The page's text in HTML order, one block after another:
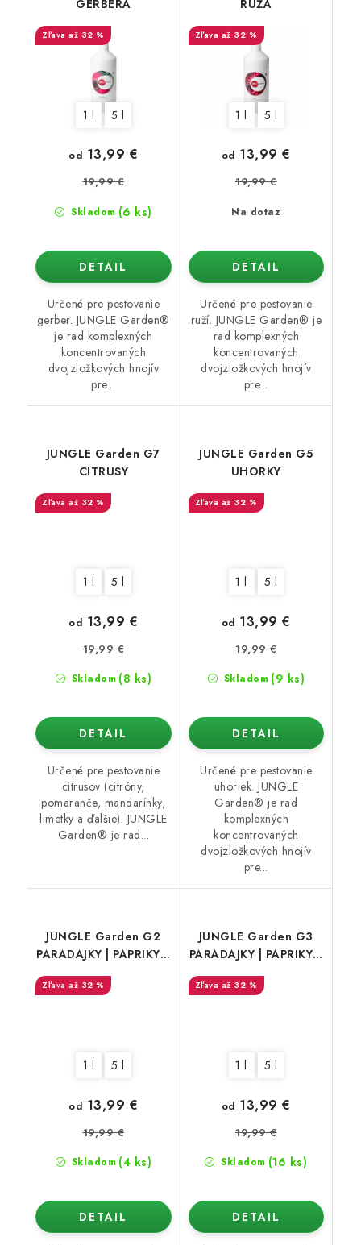
GERBERA
až 32 %
1 l 5 l
Skladom (6 ks)
od 13,99 €
19,99 €
DETAIL
Určené pre pestovanie
gerber. JUNGLE Garden®
je rad komplexných
koncentrovaných
dvojzložkových hnojív
pre...
RUŽA
až 32 %
1 l 5 l
Na dotaz
od 13,99 €
19,99 €
DETAIL
Určené pre pestovanie
ruží. JUNGLE Garden® je
rad komplexných
koncentrovaných
dvojzložkových hnojív
pre...
JUNGLE Garden G7
CITRUSY
až 32 %
1 l 5 l
Skladom (8 ks)
od 13,99 €
19,99 €
DETAIL
Určené pre pestovanie
citrusov (citróny,
pomaranče, mandarínky,
limetky a ďalšie). JUNGLE
Garden® je rad...
JUNGLE Garden G5
UHORKY
až 32 %
1 l 5 l
Skladom (9 ks)
od 13,99 €
19,99 €
DETAIL
Určené pre pestovanie
uhoriek. JUNGLE
Garden® je rad
komplexných
koncentrovaných
dvojzložkových hnojív
pre...
JUNGLE Garden G2
PARADAJKY | PAPRIKY /
RAST
až 32 %
1 l 5 l
Skladom (4 ks)
od 13,99 €
19,99 €
DETAIL
JUNGLE Garden G3
PARADAJKY | PAPRIKY /
PLOD
až 32 %
1 l 5 l
Skladom (16 ks)
od 13,99 €
19,99 €
DETAIL